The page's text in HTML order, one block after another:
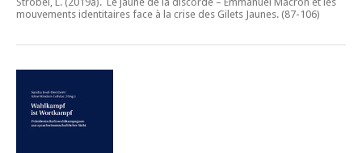
mouvements identitaires face à la crise des Gilets Jaunes. (87-106)